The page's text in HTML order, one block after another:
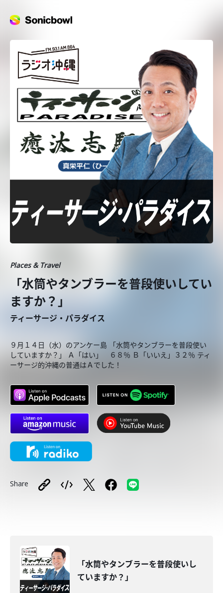
Places & Travel
「水筒やタンブラーを普段使いしてい
ますか？」
ティーサージ・パラダイス
９月１４日（水）のアンケー島 「水筒やタンブラーを普段使い
していますか？」 Ａ「はい」 ６８％ Ｂ「いいえ」３２％ ティ
ーサージ的沖縄の普通はＡでした！
Share
「水筒やタンブラーを普段使いし
ていますか？」